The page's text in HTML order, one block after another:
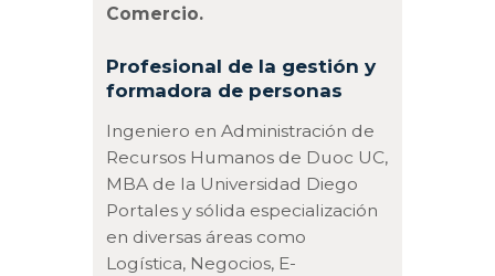
Comercio.
Profesional de la gestión y
formadora de personas
Ingeniero en Administración de
Recursos Humanos de Duoc UC,
MBA de la Universidad Diego
Portales y sólida especialización
en diversas áreas como
Logística, Negocios, E-